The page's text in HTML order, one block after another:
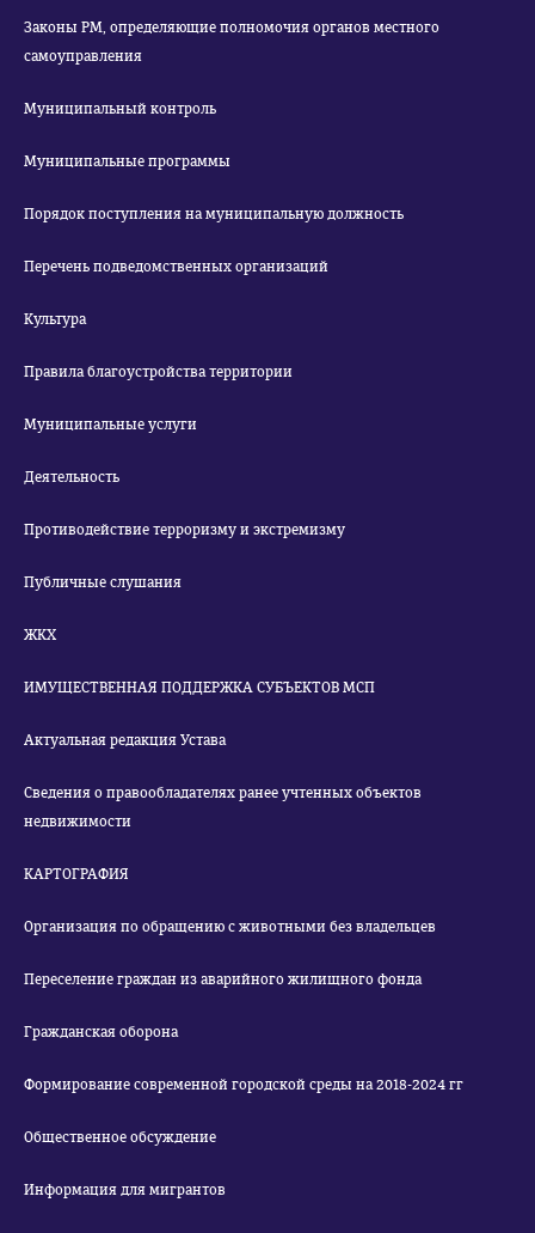
Законы РМ, определяющие полномочия органов местного
самоуправления
Муниципальный контроль
Муниципальные программы
Порядок поступления на муниципальную должность
Перечень подведомственных организаций
Культура
Правила благоустройства территории
Муниципальные услуги
Деятельность
Противодействие терроризму и экстремизму
Публичные слушания
ЖКХ
ИМУЩЕСТВЕННАЯ ПОДДЕРЖКА СУБЪЕКТОВ МСП
Актуальная редакция Устава
Сведения о правообладателях ранее учтенных объектов
недвижимости
КАРТОГРАФИЯ
Организация по обращению с животными без владельцев
Переселение граждан из аварийного жилищного фонда
Гражданская оборона
Формирование современной городской среды на 2018-2024 гг
Общественное обсуждение
Информация для мигрантов